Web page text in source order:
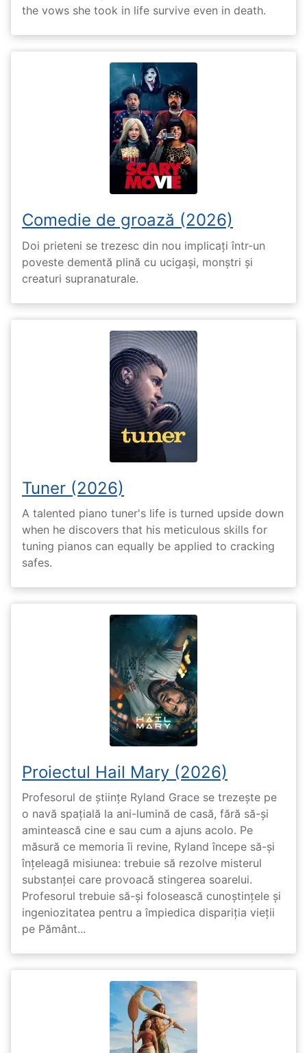
the vows she took in life survive even in death.
Comedie de groază (2026)
Doi prieteni se trezesc din nou implicați într-un
poveste dementă plină cu ucigași, monștri și
creaturi supranaturale.
Tuner (2026)
A talented piano tuner's life is turned upside down
when he discovers that his meticulous skills for
tuning pianos can equally be applied to cracking
safes.
Proiectul Hail Mary (2026)
Profesorul de științe Ryland Grace se trezește pe
o navă spațială la ani-lumină de casă, fără să-și
amintească cine e sau cum a ajuns acolo. Pe
măsură ce memoria îi revine, Ryland începe să-și
înțeleagă misiunea: trebuie să rezolve misterul
substanței care provoacă stingerea soarelui.
Profesorul trebuie să-și folosească cunoștințele și
ingeniozitatea pentru a împiedica dispariția vieții
pe Pământ...